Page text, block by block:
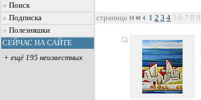
Поиск
Подписка
Полезняшки
СЕЙЧАС НА САЙТЕ
+ ещё 195 неизвестных
страница 1 2 3 4 5 6 7 8 9